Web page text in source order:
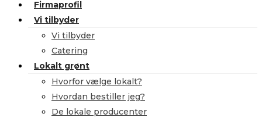
Firmaprofil
Vi tilbyder
Vi tilbyder
Catering
Lokalt grønt
Hvorfor vælge lokalt?
Hvordan bestiller jeg?
De lokale producenter